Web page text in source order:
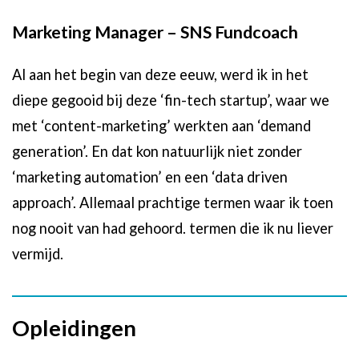
Marketing Manager – SNS Fundcoach
Al aan het begin van deze eeuw, werd ik in het
diepe gegooid bij deze ‘fin-tech startup’, waar we
met ‘content-marketing’ werkten aan ‘demand
generation’. En dat kon natuurlijk niet zonder
‘marketing automation’ en een ‘data driven
approach’. Allemaal prachtige termen waar ik toen
nog nooit van had gehoord. termen die ik nu liever
vermijd.
Opleidingen